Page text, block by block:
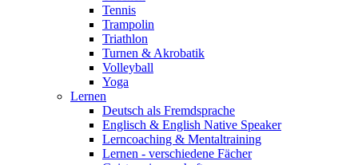
Tennis
Trampolin
Triathlon
Turnen & Akrobatik
Volleyball
Yoga
Lernen
Deutsch als Fremdsprache
Englisch & English Native Speaker
Lerncoaching & Mentaltraining
Lernen - verschiedene Fächer